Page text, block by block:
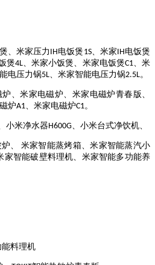
、米家压力 IH 电饭煲 1S、米家 IH 电饭煲
煲4L 、米家小饭煲、米家电饭煲C1 、米
电压力锅5L 、米家智能电压力锅2.5L。
、米家电磁炉、米家电磁炉青春版、
炉A1 、米家电磁炉C1。
、小米净水器 H600G 、小米台式净饮机、
、
米家智能蒸烤箱、米家智能蒸汽小
家智能破壁料理机、米家智能多功能养
能料理机